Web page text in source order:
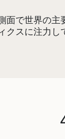
で世界の
スに注力し